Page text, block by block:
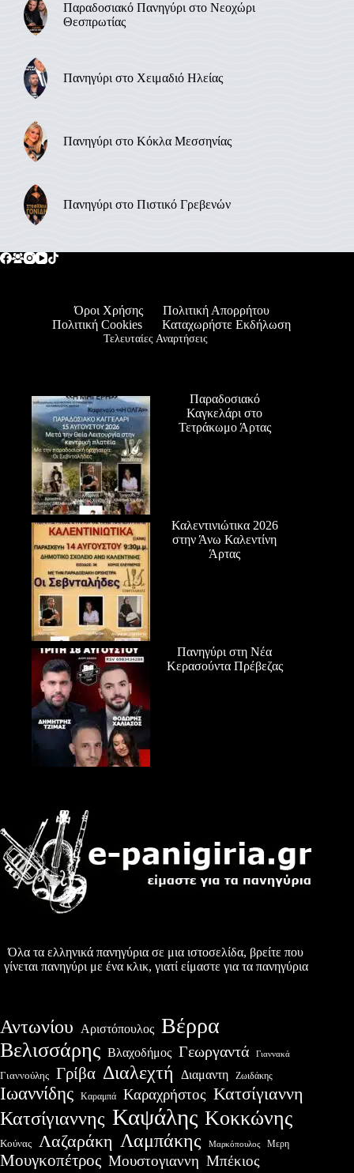
Παραδοσιακό Πανηγύρι στο Νεοχώρι
Θεσπρωτίας
Πανηγύρι στο Χειμαδιό Ηλείας
Πανηγύρι στο Κόκλα Μεσσηνίας
Πανηγύρι στο Πιστικό Γρεβενών
Όροι Χρήσης
Πολιτική Απορρήτου
Πολιτική Cookies
Καταχωρήστε Εκδήλωση
Τελευταίες Αναρτήσεις
Παραδοσιακό
Καγκελάρι στο
Τετράκωμο Άρτας
Καλεντινιώτικα 2026
στην Άνω Καλεντίνη
Άρτας
Πανηγύρι στη Νέα
Κερασούντα Πρέβεζας
Όλα τα ελληνικά πανηγύρια σε μια ιστοσελίδα, βρείτε που
γίνεται πανηγύρι με ένα κλικ, γιατί είμαστε για τα πανηγύρια
Αντωνίου Αριστόπουλος Βέρρα
Βελισσάρης Βλαχοδήμος Γεωργαντά Γιαννακά
Γιαννούλης Γρίβα Διαλεχτή Διαμαντη Ζωιδάκης
Ιωαννίδης Καραμπά Καραχρήστος Κατσίγιαννη
Κατσίγιαννης Καψάλης Κοκκώνης
Κούνας Λαζαράκη Λαμπάκης Μαρκόπουλος Μερη
Μουγκοπέτρος Μουστογιαννη Μπέκιος